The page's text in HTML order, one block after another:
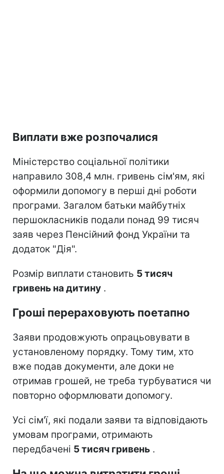
Виплати вже розпочалися
Міністерство соціальної політики
направило 308,4 млн. гривень сім'ям, які
оформили допомогу в перші дні роботи
програми. Загалом батьки майбутніх
першокласників подали понад 99 тисяч
заяв через Пенсійний фонд України та
додаток "Дія".
Розмір виплати становить 5 тисяч
гривень на дитину .
Гроші перераховують поетапно
Заяви продовжують опрацьовувати в
установленому порядку. Тому тим, хто
вже подав документи, але доки не
отримав грошей, не треба турбуватися чи
повторно оформлювати допомогу.
Усі сім'ї, які подали заяви та відповідають
умовам програми, отримають
передбачені 5 тисяч гривень .